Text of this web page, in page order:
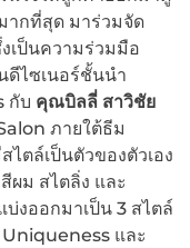
ากที่สุด มาร่วมจัด
เป็นความร่วมมือ
ดีไซเนอร์ชั้นนำ
กับ คุณบิลลี่ สาวิชัย
ภายใต้ธีม
ไตล์เป็นตัวของตัวเอง
ผม สไตลิ่ง และ
บ่งออกมาเป็น 3 สไตล์
และ